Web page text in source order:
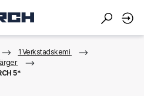
1 Verkstadskemi
5*